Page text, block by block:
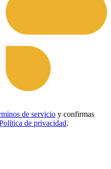
de servicio y confirmas
de privacidad.